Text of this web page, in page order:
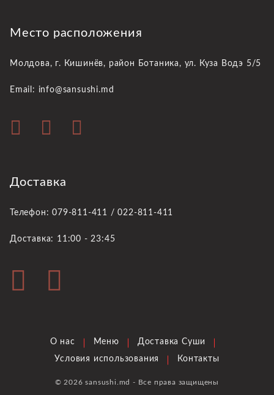
Место расположения
Молдова, г. Кишинёв, район Ботаника, ул. Куза Водэ 5/5
Email: info@sansushi.md
Доставка
Телефон: 079-811-411 / 022-811-411
Доставка: 11:00 - 23:45
О нас Меню
Доставка Суши
Условия использования
Контакты
© 2026 sansushi.md - Все права защищены